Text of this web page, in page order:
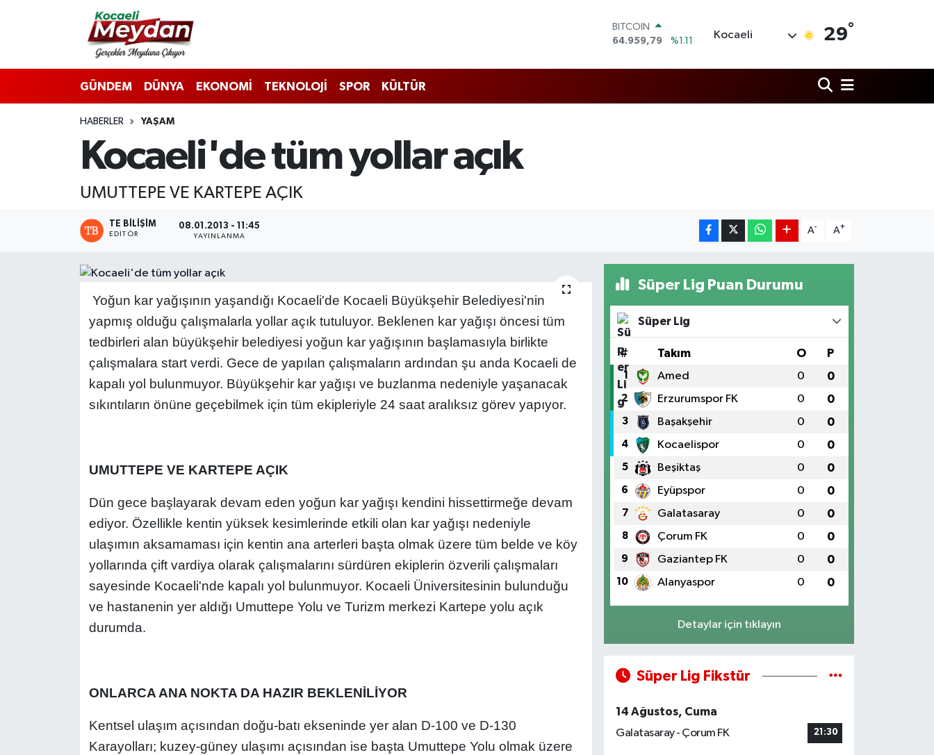
BITCOIN
64.959,79
%1.11
47,7436
%0.18
Kocaeli 29°
GÜNDEM DÜNYA EKONOMİ TEKNOLOJİ SPOR KÜLTÜR
HABERLER YAŞAM
Kocaeli'de tüm yollar açık
UMUTTEPE VE KARTEPE AÇIK
TE BILIŞIM
EDITÖR
08.01.2013 - 11:45
YAYINLANMA
A- A+
Yoğun kar yağışının yaşandığı Kocaeli'de Kocaeli Büyükşehir Belediyesi'nin
yapmış olduğu çalışmalarla yollar açık tutuluyor. Beklenen kar yağışı öncesi tüm
tedbirleri alan büyükşehir belediyesi yoğun kar yağışının başlamasıyla birlikte
çalışmalara start verdi. Gece de yapılan çalışmaların ardından şu anda Kocaeli de
kapalı yol bulunmuyor. Büyükşehir kar yağışı ve buzlanma nedeniyle yaşanacak
sıkıntıların önüne geçebilmek için tüm ekipleriyle 24 saat aralıksız görev yapıyor.
UMUTTEPE VE KARTEPE AÇIK
Dün gece başlayarak devam eden yoğun kar yağışı kendini hissettirmeğe devam
ediyor. Özellikle kentin yüksek kesimlerinde etkili olan kar yağışı nedeniyle
ulaşımın aksamaması için kentin ana arterleri başta olmak üzere tüm belde ve köy
yollarında çift vardiya olarak çalışmalarını sürdüren ekiplerin özverili çalışmaları
sayesinde Kocaeli'nde kapalı yol bulunmuyor. Kocaeli Üniversitesinin bulunduğu
ve hastanenin yer aldığı Umuttepe Yolu ve Turizm merkezi Kartepe yolu açık
durumda.
ONLARCA ANA NOKTA DA HAZIR BEKLENİLİYOR
Kentsel ulaşım açısından doğu-batı ekseninde yer alan D-100 ve D-130
Karayolları; kuzey-güney ulaşımı açısından ise başta Umuttepe Yolu olmak üzere
Süper Lig Puan Durumu
Süper Lig
# Takım O P
1 Amed 0 0
2 Erzurumspor FK 0 0
3 Başakşehir 0 0
4 Kocaelispor 0 0
5 Beşiktaş 0 0
6 Eyüpspor 0 0
7 Galatasaray 0 0
8 Çorum FK 0 0
9 Gaziantep FK 0 0
10 Alanyaspor 0 0
Detaylar için tıklayın
Süper Lig Fikstür
14 Ağustos, Cuma
Galatasaray - Çorum FK
21:30
Nöbetçi Eczaneler
Hava Durumu
Trafik Durumu
Süper Lig Puan Durumu ve Fikstür
Tüm Manşetler
Son Dakika Haberleri
Haber Arşivi